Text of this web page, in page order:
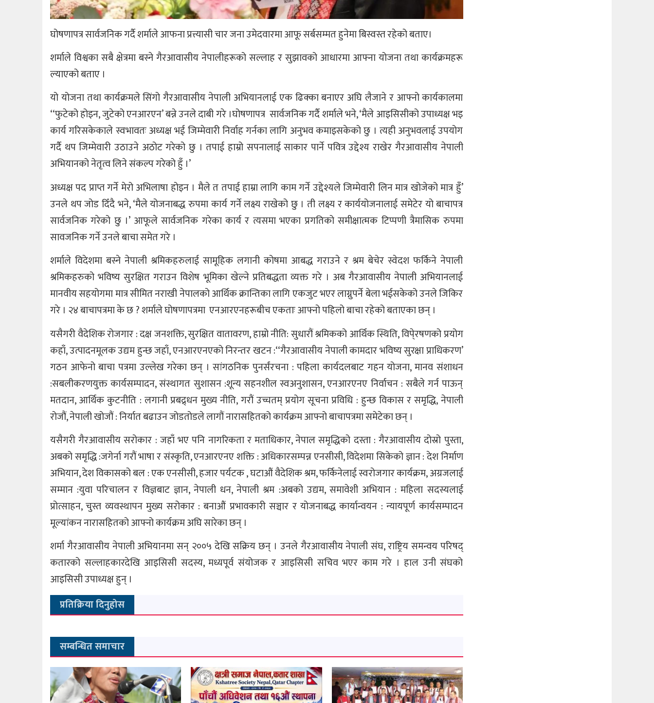
घोषणापत्र सार्वजनिक गर्दै शर्माले आफना प्रत्त्यासी चार जना उमेदवारमा आफू सर्बसम्मत हुनेमा बिस्वस्त रहेको बताए।
शर्माले विश्वका सबै क्षेत्रमा बस्ने गैरआवासीय नेपालीहरूको सल्लाह र सुझावको आधारमा आफ्ना योजना तथा कार्यक्रमहरू
ल्याएको बताए ।
यो योजना तथा कार्यक्रमले सिंगो गैरआवासीय नेपाली अभियानलाई एक ढिक्का बनाएर अघि लैजाने र आफ्नो कार्यकालमा
‘‘फुटेको होइन, जुटेको एनआरएन’ बन्ने उनले दाबी गरे ।घोषणापत्र सार्वजनिक गर्दै शर्माले भने, ‘मैले आइसिसीको उपाध्यक्ष भइ
कार्य गरिसकेकाले स्वभावतः अध्यक्ष भई जिम्मेवारी निर्वाह गर्नका लागि अनुभव कमाइसकेको छु । त्यही अनुभवलाई उपयोग
गर्दै थप जिम्मेवारी उठाउने अठोट गरेको छु । तपाई हाम्रो सपनालाई साकार पार्ने पवित्र उद्देश्य राखेर गैरआवासीय नेपाली
अभियानको नेतृत्व लिने संकल्प गरेको हुँ ।’
अध्यक्ष पद प्राप्त गर्ने मेरो अभिलाषा होइन । मैले त तपाई हाम्रा लागि काम गर्ने उद्देश्यले जिम्मेवारी लिन मात्र खोजेको मात्र हुँ’
उनले थप जोड दिँदै भने, ‘मैले योजनाबद्ध रुपमा कार्य गर्ने लक्ष्य राखेको छु । ती लक्ष्य र कार्ययोजनालाई समेटेर यो बाचापत्र
सार्वजनिक गरेको छु ।’ आफूले सार्वजनिक गरेका कार्य र त्यसमा भएका प्रगतिको समीक्षात्मक टिप्पणी त्रैमासिक रुपमा
सावजनिक गर्ने उनले बाचा समेत गरे ।
शर्माले विदेशमा बस्ने नेपाली श्रमिकहरुलाई सामूहिक लगानी कोषमा आबद्ध गराउने र श्रम बेचेर स्वेदश फर्किने नेपाली
श्रमिकहरुको भविष्य सुरक्षित गराउन विशेष भूमिका खेल्ने प्रतिबद्धता व्यक्त गरे । अब गैरआवासीय नेपाली अभियानलाई
मानवीय सहयोगमा मात्र सीमित नराखी नेपालको आर्थिक क्रान्तिका लागि एकजुट भएर लाग्नुपर्ने बेला भईसकेको उनले जिकिर
गरे । २४ बाचापत्रमा के छ ? शर्माले घोषणापत्रमा एनआरएनहरूबीच एकताः आफ्नो पहिलो बाचा रहेको बताएका छन् ।
यसैगरी वैदेशिक रोजगार : दक्ष जनशक्ति, सुरक्षित वातावरण, हाम्रो नीति: सुधारौं श्रमिकको आर्थिक स्थिति, विपे्रषणको प्रयोग
कहाँ, उत्पादनमूलक उद्यम हुन्छ जहाँ, एनआरएनएको निरन्तर खटन :‘‘गैरआवासीय नेपाली कामदार भविष्य सुरक्षा प्राधिकरण’
गठन आफेनो बाचा पत्रमा उल्लेख गरेका छन् । सांगठनिक पुनर्संरचना : पहिला कार्यदलबाट गहन योजना, मानव संशाधन
:सबलीकरणयुक्त कार्यसम्पादन, संस्थागत सुशासन :शून्य सहनशील स्वअनुशासन, एनआरएनए निर्वाचन : सबैले गर्न पाऊन्
मतदान, आर्थिक कुटनीति : लगानी प्रबद्र्धन मुख्य नीति, गरौं उच्चतम् प्रयोग सूचना प्रविधि : हुन्छ विकास र समृद्धि, नेपाली
रोजौं, नेपाली खोजौं : निर्यात बढाउन जोडतोडले लागौं नारासहितको कार्यक्रम आफ्नो बाचापत्रमा समेटेका छन् ।
यसैगरी गैरआवासीय सरोकार : जहाँ भए पनि नागरिकता र मताधिकार, नेपाल समृद्धिको दस्ता : गैरआवासीय दोस्रो पुस्ता,
अबको समृद्धि :जगेर्ना गरौं भाषा र संस्कृति, एनआरएनए शक्ति : अधिकारसम्पन्न एनसीसी, विदेशमा सिकेको ज्ञान : देश निर्माण
अभियान, देश विकासको बल : एक एनसीसी, हजार पर्यटक , घटाऔं वैदेशिक श्रम, फर्किनेलाई स्वरोजगार कार्यक्रम, अग्रजलाई
सम्मान :युवा परिचालन र विज्ञबाट ज्ञान, नेपाली धन, नेपाली श्रम :अबको उद्यम, समावेशी अभियान : महिला सदस्यलाई
प्रोत्साहन, चुस्त व्यवस्थापन मुख्य सरोकार : बनाऔं प्रभावकारी सञ्चार र योजनाबद्ध कार्यान्वयन : न्यायपूर्ण कार्यसम्पादन
मूल्यांकन नारासहितको आफ्नो कार्यक्रम अघि सारेका छन् ।
शर्मा गैरआवासीय नेपाली अभियानमा सन् २००५ देखि सक्रिय छन् । उनले गैरआवासीय नेपाली संघ, राष्ट्रिय समन्वय परिषद्
कतारको सल्लाहकारदेखि आइसिसी सदस्य, मध्यपूर्व संयोजक र आइसिसी सचिव भएर काम गरे । हाल उनी संघको
आइसिसी उपाध्यक्ष हुन् ।
प्रतिक्रिया दिनुहोस
सम्बन्धित समाचार